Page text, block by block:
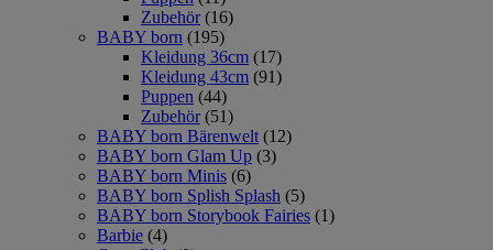
Zubehör (16)
BABY born (195)
Kleidung 36cm (17)
Kleidung 43cm (91)
Puppen (44)
Zubehör (51)
BABY born Bärenwelt (12)
BABY born Glam Up (3)
BABY born Minis (6)
BABY born Splish Splash (5)
BABY born Storybook Fairies (1)
Barbie (4)